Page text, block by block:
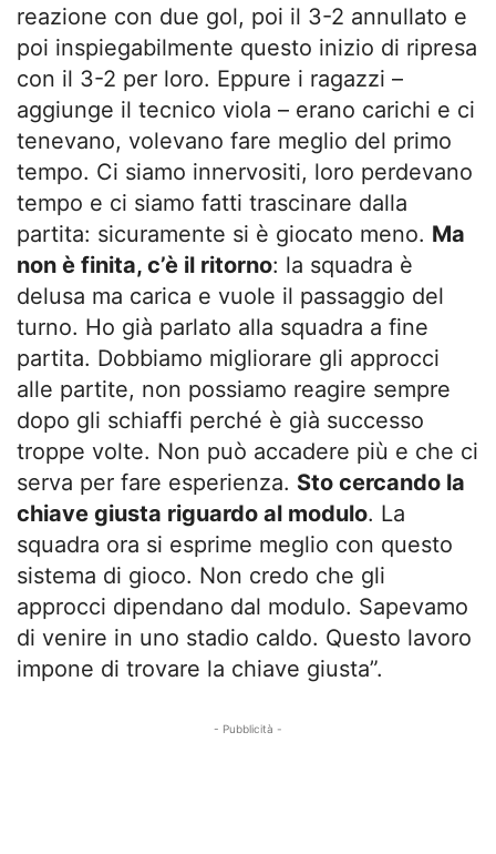
reazione con due gol, poi il 3-2 annullato e
poi inspiegabilmente questo inizio di ripresa
con il 3-2 per loro. Eppure i ragazzi –
aggiunge il tecnico viola – erano carichi e ci
tenevano, volevano fare meglio del primo
tempo. Ci siamo innervositi, loro perdevano
tempo e ci siamo fatti trascinare dalla
partita: sicuramente si è giocato meno. Ma
non è finita, c’è il ritorno: la squadra è
delusa ma carica e vuole il passaggio del
turno. Ho già parlato alla squadra a fine
partita. Dobbiamo migliorare gli approcci
alle partite, non possiamo reagire sempre
dopo gli schiaffi perché è già successo
troppe volte. Non può accadere più e che ci
serva per fare esperienza. Sto cercando la
chiave giusta riguardo al modulo. La
squadra ora si esprime meglio con questo
sistema di gioco. Non credo che gli
approcci dipendano dal modulo. Sapevamo
di venire in uno stadio caldo. Questo lavoro
impone di trovare la chiave giusta”.
- Pubblicità -